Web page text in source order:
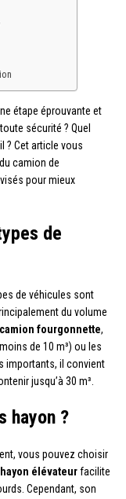
étape éprouvante et
sécurité ? Quel
? Cet article vous
camion de
pour mieux
de
de véhicules sont
du volume
camion fourgonnette,
de 10 m³) ou les
importants, il convient
jusqu’à 30 m³.
hayon ?
vous pouvez choisir
hayon élévateurfacilite
Cependant, son